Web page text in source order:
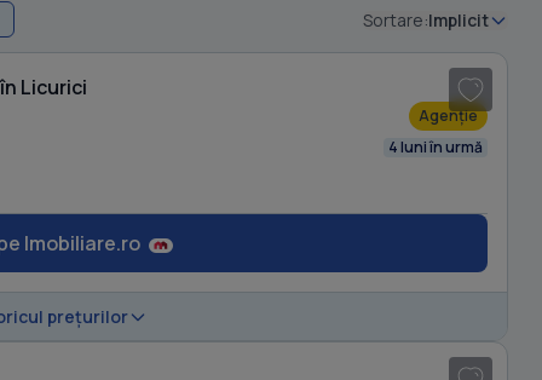
Sortare:Implicit
1
/ 17
Licurici
Agenție
4 luni în urmă
Imobiliare.ro
prețurilor